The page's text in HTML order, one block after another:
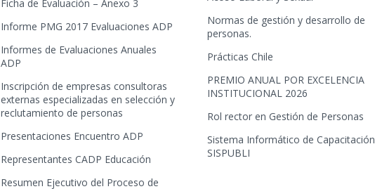
Ficha de Evaluación – Anexo 3
Informe PMG 2017 Evaluaciones ADP
Informes de Evaluaciones Anuales
ADP
Inscripción de empresas consultoras
externas especializadas en selección y
reclutamiento de personas
Presentaciones Encuentro ADP
Representantes CADP Educación
Resumen Ejecutivo del Proceso de
Normas de gestión y desarrollo de
personas.
Prácticas Chile
PREMIO ANUAL POR EXCELENCIA
INSTITUCIONAL 2026
Rol rector en Gestión de Personas
Sistema Informático de Capacitación
SISPUBLI